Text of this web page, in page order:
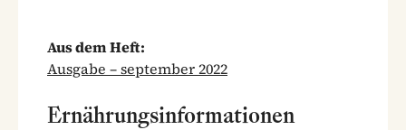
Aus dem Heft:
Ausgabe – september 2022
Ernährungsinformationen